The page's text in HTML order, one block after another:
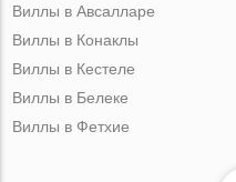
Виллы в Авсалларе
Виллы в Конаклы
Виллы в Кестеле
Виллы в Белеке
Виллы в Фетхие